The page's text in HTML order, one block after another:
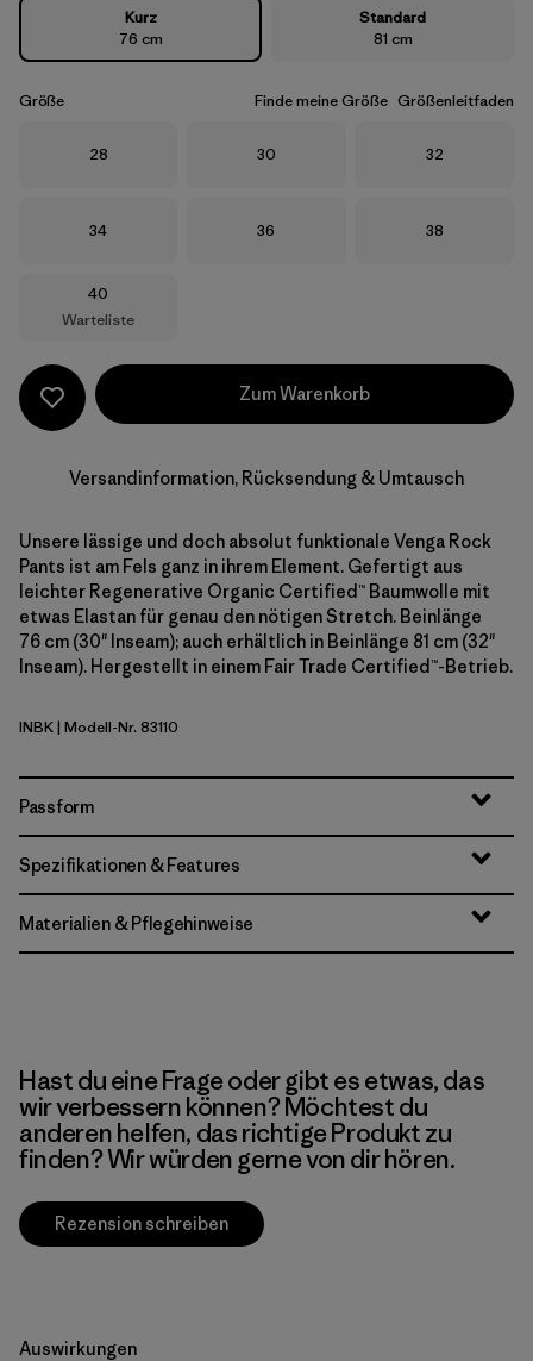
Kurz
76 cm
Standard
81 cm
Größe Finde meine Größe Größenleitfaden
Größe
28 Größe
30 Größe
32
Größe
34 Größe
36 Größe
38
Größe
40
Warteliste
Zum Warenkorb
Versandinformation, Rücksendung & Umtausch
Unsere lässige und doch absolut funktionale Venga Rock
Pants ist am Fels ganz in ihrem Element. Gefertigt aus
leichter Regenerative Organic Certified™ Baumwolle mit
etwas Elastan für genau den nötigen Stretch. Beinlänge
76 cm (30" Inseam); auch erhältlich in Beinlänge 81 cm (32"
Inseam). Hergestellt in einem Fair Trade Certified™-Betrieb.
Ink Black
INBK| Modell-Nr. 83110
Passform
Spezifikationen & Features
Materialien & Pflegehinweise
Hast du eine Frage oder gibt es etwas, das
wir verbessern können? Möchtest du
anderen helfen, das richtige Produkt zu
finden? Wir würden gerne von dir hören.
Rezension schreiben
Auswirkungen